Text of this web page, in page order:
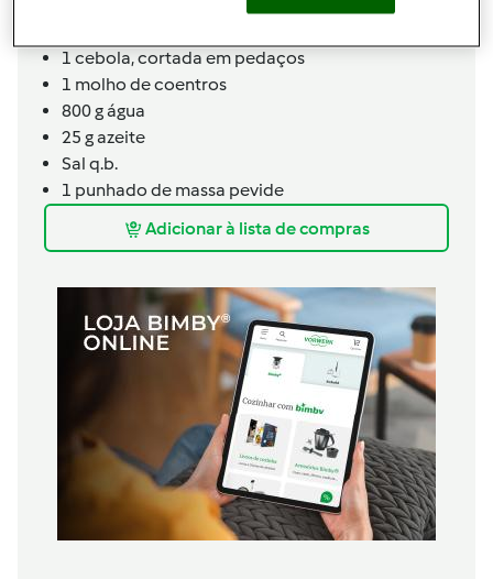
1 cebola,cortada em pedaços
1 molho de coentros
800gágua
25 g azeite
Sal q.b.
1 punhado de massa pevide
Adicionar à lista de compras